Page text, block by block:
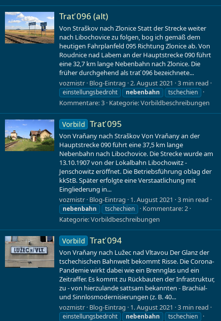
Trať 096 (alt)
Von Straškov nach Zlonice Statt der Strecke weiter
nach Libochovice zu folgen, bog ich gemäß dem
heutigen Fahrplanfeld 095 Richtung Zlonice ab. Von
Roudnice nad Labem an der Hauptstrecke 090 führt
eine 32,7 km lange Nebenbahn nach Zlonice. Die
früher durchgehend als trať 096 bezeichnete...
vozmistr Blog-Eintrag 2. August 2021 3 min read
einstellungsbedroht nebenbahn tschechien
Kommentare: 3 Kategorie:Vorbildbeschreibungen
Vorbild Trať 095
Von Vraňany nach Straškov Von Vraňany an der
Hauptstrecke 090 führt eine 37,5 km lange
Nebenbahn nach Libochovice. Die Strecke wurde am
13.10.1907 von der Lokalbahn Libochowitz -
Jenschowitz eröffnet. Die Betriebsführung oblag der
kkStB. Später erfolgte eine Verstaatlichung mit
Eingliederung in...
vozmistr Blog-Eintrag 1. August 2021 3 min read
nebenbahn tschechien
Kommentare: 2
Kategorie:Vorbildbeschreibungen
Vorbild Trať 094
Von Vraňany nach Lužec nad Vltavou Der Glanz der
tschechischen Bahnwelt bekommt Risse. Die Corona-
Pandemie wirkt dabei wie ein Brennglas und ein
Zeitraffer. Es kommt zu Rückbauten der Infrastruktur,
zu - von hierzulande sattsam bekannten - Brachial-
und Sinnlosmodernisierungen (z. B. 40...
vozmistr Blog-Eintrag 1. August 2021 3 min read
einstellungsbedroht nebenbahn tschechien